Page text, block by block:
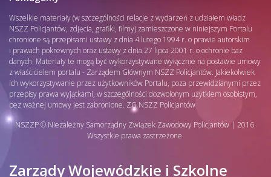
Wszelkie materiały (w szczególności relacje z wydarzeń z udziałem władz
NSZZ Policjantów, zdjęcia, grafiki, filmy) zamieszczone w niniejszym Portalu
chronione są przepisami ustawy z dnia 4 lutego 1994 r. o prawie autorskim
i prawach pokrewnych oraz ustawy z dnia 27 lipca 2001 r. o ochronie baz
danych. Materiały te mogą być wykorzystywane wyłącznie na postawie umowy
z właścicielem portalu - Zarządem Głównym NSZZ Policjantów. Jakiekolwiek
ich wykorzystywanie przez użytkowników Portalu, poza przewidzianymi przez
przepisy prawa wyjątkami, w szczególności dozwolonym użytkiem osobistym,
bez ważnej umowy jest zabronione. ZG NSZZ Policjantów
NSZZP © Niezależny Samorządny Związek Zawodowy Policjantów | 2016.
Wszystkie prawa zastrzeżone.
Zarządy Wojewódzkie i Szkolne